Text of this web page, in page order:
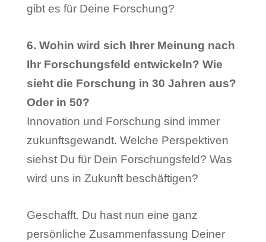
gibt es für Deine Forschung?
6. Wohin wird sich Ihrer Meinung nach
Ihr Forschungsfeld entwickeln? Wie
sieht die Forschung in 30 Jahren aus?
Oder in 50?
Innovation und Forschung sind immer
zukunftsgewandt. Welche Perspektiven
siehst Du für Dein Forschungsfeld? Was
wird uns in Zukunft beschäftigen?
Geschafft. Du hast nun eine ganz
persönliche Zusammenfassung Deiner